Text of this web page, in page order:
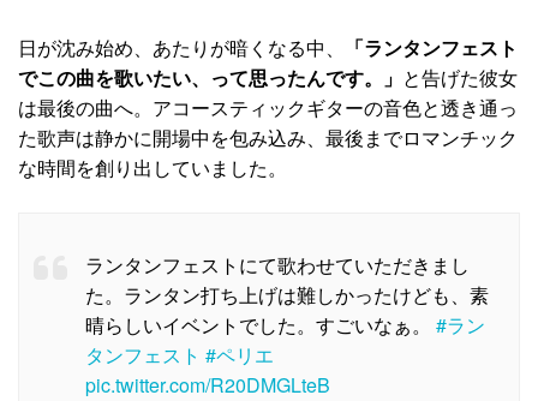
日が沈み始め、あたりが暗くなる中、
「ランタンフェスト
でこの曲を歌いたい、って思ったんです。」 と告げた彼女
は最後の曲へ。アコースティックギターの音色と透き通っ
た歌声は静かに開場中を包み込み、最後までロマンチック
な時間を創り出していました。
ランタンフェストにて歌わせていただきまし
た。ランタン打ち上げは難しかったけども、素
晴らしいイベントでした。すごいなぁ。 #ラン
タンフェスト #ペリエ
pic.twitter.com/R20DMGLteB